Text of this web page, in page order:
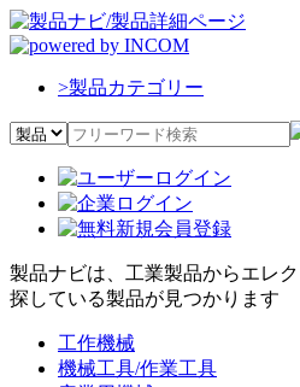
>製品カテゴリー
製品ナビは、工業製品からエレ
探している製品が見つかります
工作機械
機械工具/作業工具